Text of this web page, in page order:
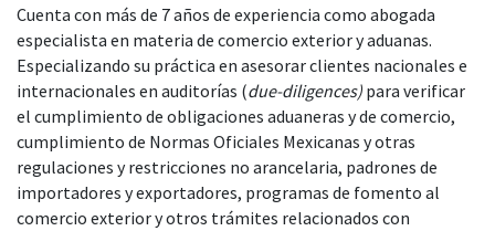
Cuenta con más de 7 años de experiencia como abogada
especialista en materia de comercio exterior y aduanas.
Especializando su práctica en asesorar clientes nacionales e
internacionales en auditorías (due-diligences) para verificar
el cumplimiento de obligaciones aduaneras y de comercio,
cumplimiento de Normas Oficiales Mexicanas y otras
regulaciones y restricciones no arancelaria, padrones de
importadores y exportadores, programas de fomento al
comercio exterior y otros trámites relacionados con